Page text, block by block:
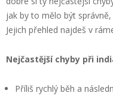
jak by to mělo být
Jejich přehled najdeš v
Nejčastější chyby při
Příliš rychlý běh a